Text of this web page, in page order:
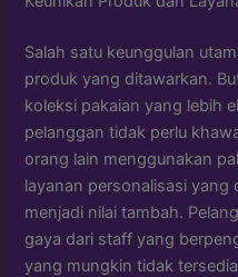
Salah satu keunggulan
produk yang ditawarkan.
koleksi pakaian yang lebih
pelanggan tidak perlu
orang lain menggunakan
layanan personalisasi yang
menjadi nilai tambah.
gaya dari staff yang
yang mungkin tidak